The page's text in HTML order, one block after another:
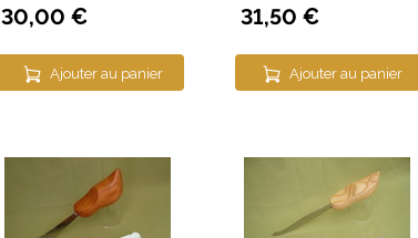
30,00 €
Ajouter au panier
31,50 €
Ajouter au panier